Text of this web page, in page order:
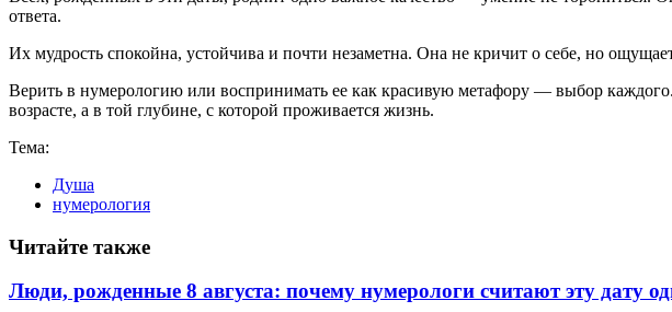
ответа.
Их мудрость спокойна, устойчива и почти незаметна. Она не кричит о себе, но
Верить в нумерологию или воспринимать ее как красивую метафору — выбор
возрасте, а в той глубине, с которой проживается жизнь.
Тема:
Душа
нумерология
Читайте также
Люди, рожденные 8 августа: почему нумерологи считают эту дату